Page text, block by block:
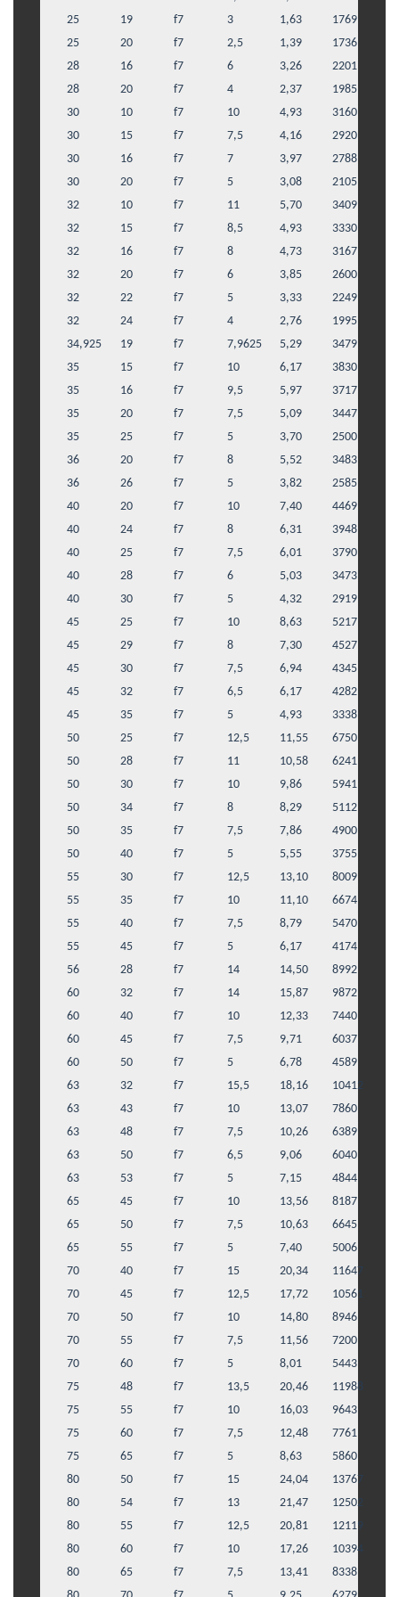
25
19 f7 3 1,63
1769
25
20 f7 2,5 1,39
1736
28
16 f7 6 3,26
2201
28
20 f7 4 2,37
1985
30
10 f7 10 4,93
3160
30
15 f7 7,5 4,16
2920
30
16 f7 7 3,97
2788
30
20 f7 5 3,08
2105
32
10 f7 11 5,70
3409
32
15 f7 8,5 4,93
3330
32
16 f7 8 4,73
3167
32
20 f7 6 3,85
2600
32
22 f7 5 3,33
2249
32
24 f7 4 2,76
1995
34,925
19 f7 7,9625 5,29
3479
35
15 f7 10 6,17
3830
35
16 f7 9,5 5,97
3717
35
20 f7 7,5 5,09
3447
35
25 f7 5 3,70
2500
36
20 f7 8 5,52
3483
36
26 f7 5 3,82
2585
40
20 f7 10 7,40
4469
40
24 f7 8 6,31
3948
40
25 f7 7,5 6,01
3790
40
28 f7 6 5,03
3473
40
30 f7 5 4,32
2919
45
25 f7 10 8,63
5217
45
29 f7 8 7,30
4527
45
30 f7 7,5 6,94
4345
45
32 f7 6,5 6,17
4282
45
35 f7 5 4,93
3338
50
25 f7 12,5 11,55
6750
50
28 f7 11 10,58
6241
50
30 f7 10 9,86
5941
50
34 f7 8 8,29
5112
50
35 f7 7,5 7,86
4900
50
40 f7 5 5,55
3755
55
30 f7 12,5 13,10
8009
55
35 f7 10 11,10
6674
55
40 f7 7,5 8,79
5470
55
45 f7 5 6,17
4174
56
28 f7 14 14,50
8992
60
32 f7 14 15,87
9872
60
40 f7 10 12,33
7440
60
45 f7 7,5 9,71
6037
60
50 f7 5 6,78
4589
63
32 f7 15,5 18,16
10412
63
43 f7 10 13,07
7860
63
48 f7 7,5 10,26
6389
63
50 f7 6,5 9,06
6040
63
53 f7 5 7,15
4844
65
45 f7 10 13,56
8187
65
50 f7 7,5 10,63
6645
65
55 f7 5 7,40
5006
70
40 f7 15 20,34
11647
70
45 f7 12,5 17,72
10561
70
50 f7 10 14,80
8946
70
55 f7 7,5 11,56
7200
70
60 f7 5 8,01
5443
75
48 f7 13,5 20,46
11988
75
55 f7 10 16,03
9643
75
60 f7 7,5 12,48
7761
75
65 f7 5 8,63
5860
80
50 f7 15 24,04
13767
80
54 f7 13 21,47
12502
80
55 f7 12,5 20,81
12119
80
60 f7 10 17,26
10394
80
65 f7 7,5 13,41
8338